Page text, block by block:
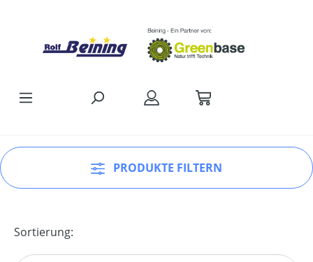
PRODUKTE FILTERN
Sortierung: